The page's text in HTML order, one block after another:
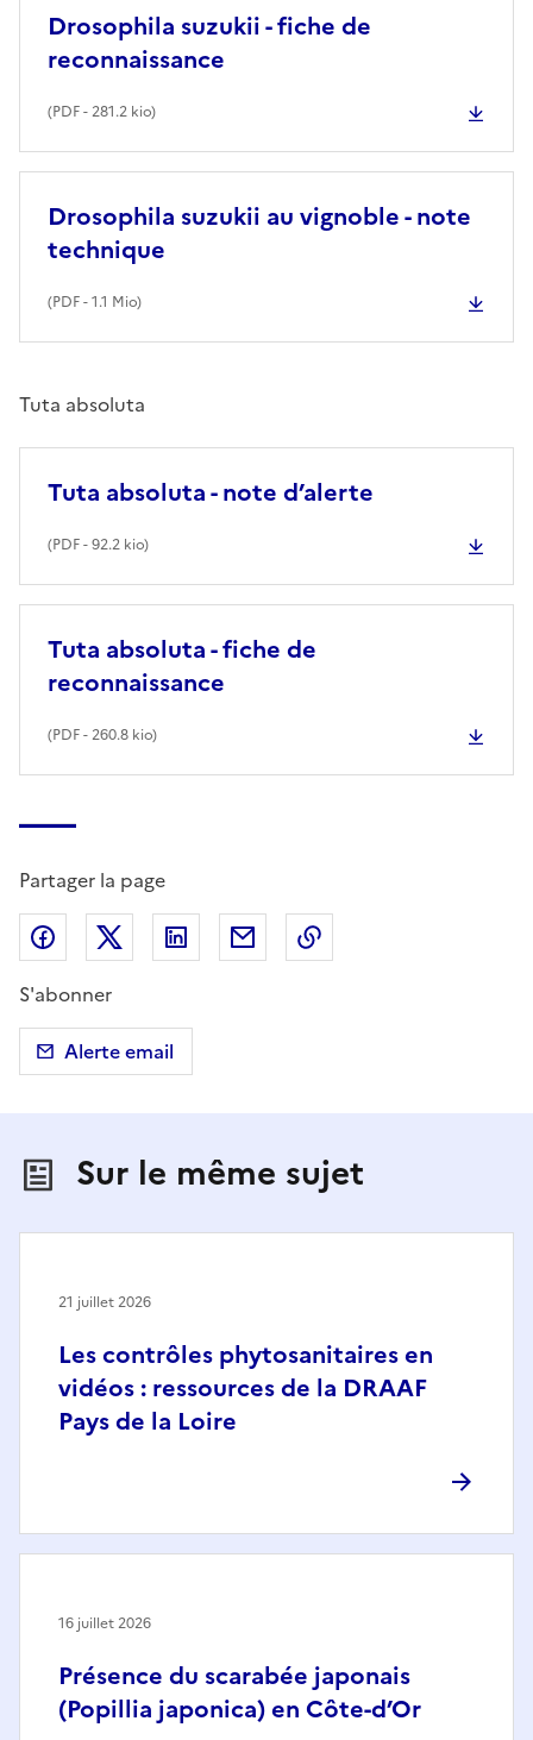
Drosophila suzukii - fiche de
reconnaissance
(PDF- 281.2 kio)
Drosophila suzukii au vignoble - note
technique
(PDF- 1.1 Mio)
Tuta absoluta
Tuta absoluta - note d’alerte
(PDF- 92.2 kio)
Tuta absoluta - fiche de
reconnaissance
(PDF- 260.8 kio)
Partager la page
Partager sur Facebook
Partager sur X (anciennement Twitter)
Partager sur LinkedIn
Partager par email
S'abonner
Alerte email
Sur le même sujet
Les contrôles phytosanitaires en
vidéos : ressources de la DRAAF
Pays de la Loire
21 juillet 2026
Présence du scarabée japonais
(Popillia japonica) en Côte-d’Or
16 juillet 2026